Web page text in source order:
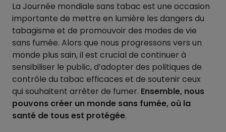
La Journée mondiale sans tabac est une occasion
importante de mettre en lumière les dangers du
tabagisme et de promouvoir des modes de vie
sans fumée. Alors que nous progressons vers un
monde plus sain, il est crucial de continuer à
sensibiliser le public, d’adopter des politiques de
contrôle du tabac efficaces et de soutenir ceux
qui souhaitent arrêter de fumer. Ensemble, nous
pouvons créer un monde sans fumée, où la
santé de tous est protégée.